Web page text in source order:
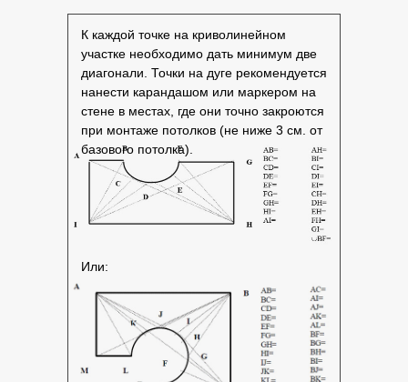
К каждой точке на криволинейном
участке необходимо дать минимум две
диагонали. Точки на дуге рекомендуется
нанести карандашом или маркером на
стене в местах, где они точно закроются
при монтаже потолков (не ниже 3 см. от
базового потолка).
Или: